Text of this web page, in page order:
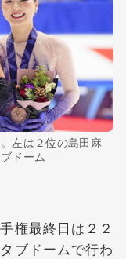
左は２位の島田麻
ドーム
権最終日は２２
ブドームで行わ